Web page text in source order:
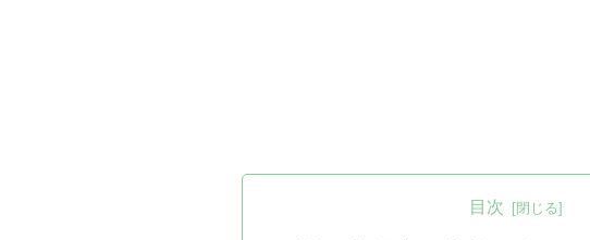
目次